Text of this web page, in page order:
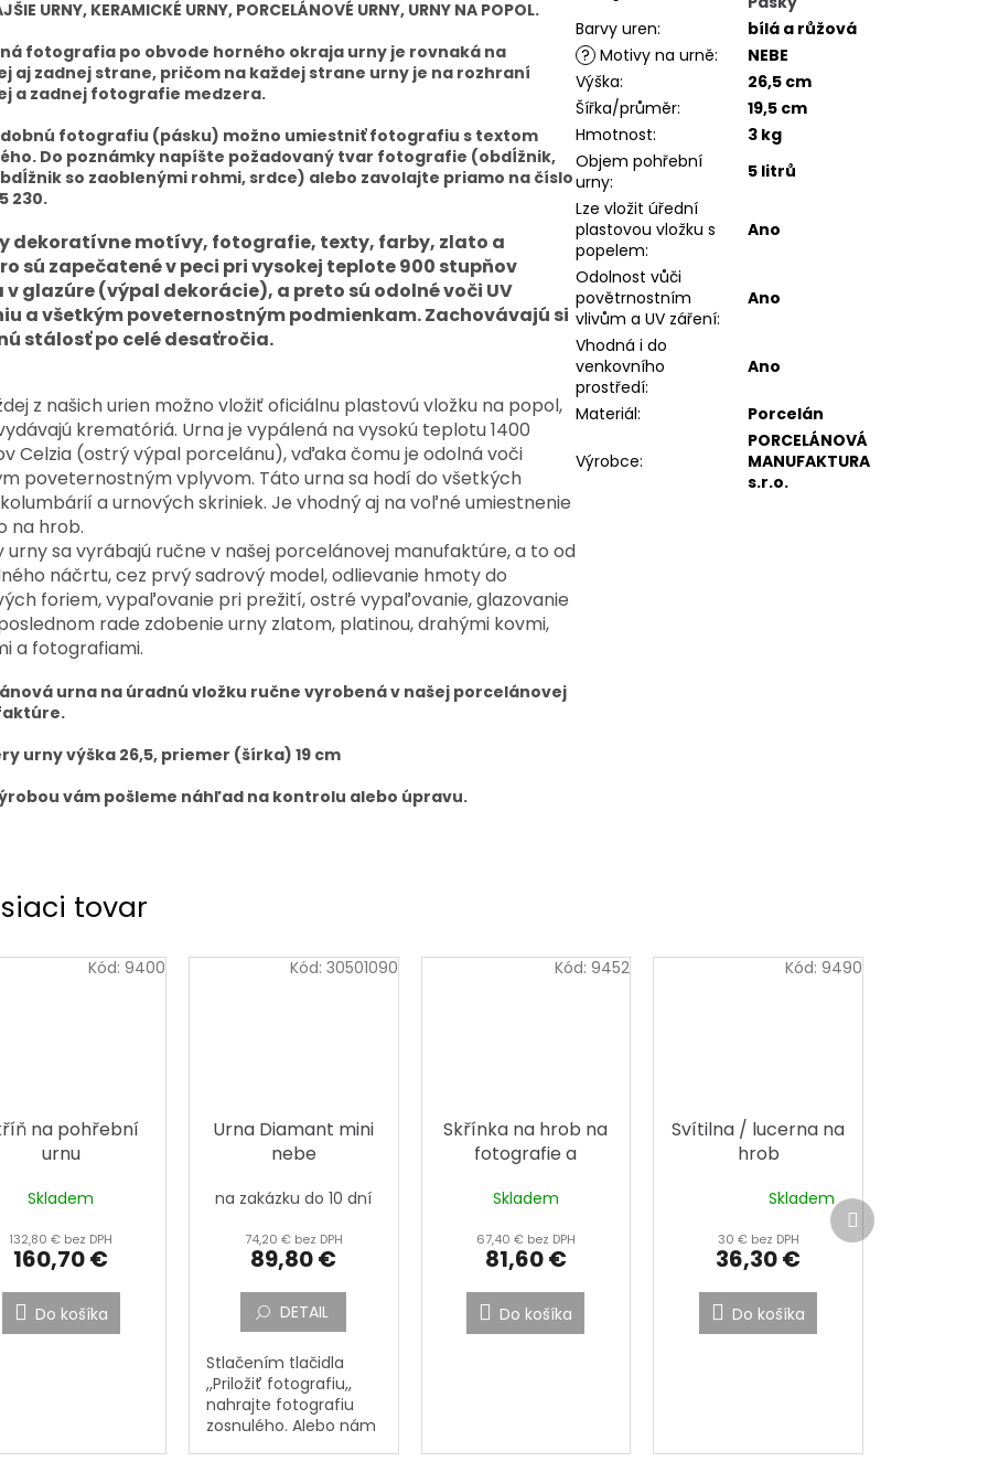
tovar
na pohřební
urnu
Skladem
132,80 € bez DPH
160,70 €
Do košíka
Kód: 9400
Urna Diamant mini
nebe
na zakázku do 10 dní
74,20 € bez DPH
89,80 €
DETAIL
Stlačením tlačidla
,,Priložiť fotografiu,,
nahrajte fotografiu
zosnulého. Alebo nám
Kód: 30501090
Skřínka na hrob na
fotografie a
Skladem
67,40 € bez DPH
81,60 €
Do košíka
Kód:9452
Svítilna / lucerna na
hrob
produktu
Skladem
30 € bez DPH
36,30 €
Do košíka
Kód: 9490
Ďalší
produkt
URNY, KERAMICKÉ URNY, PORCELÁNOVÉ URNY, URNY NA POPOL.
fotografia po obvode horného okraja urny je rovnaká na
aj zadnej strane, pričom na každej strane urny je na rozhraní
a zadnej fotografie medzera.
fotografiu (pásku) možno umiestniť fotografiu s textom
Do poznámky napíšte požadovaný tvar fotografie (obdĺžnik,
so zaoblenými rohmi, srdce) alebo zavolajte priamo na číslo
230.
dekoratívne motívy, fotografie, texty, farby, zlato a
sú zapečatené v peci pri vysokej teplote 900 stupňov
v glazúre (výpal dekorácie), a preto sú odolné voči UV
a všetkým poveternostným podmienkam. Zachovávajú si
stálosť po celé desaťročia.
z našich urien možno vložiť oficiálnu plastovú vložku na popol,
krematóriá. Urna je vypálená na vysokú teplotu 1400
Celzia (ostrý výpal porcelánu), vďaka čomu je odolná voči
poveternostným vplyvom. Táto urna sa hodí do všetkých
a urnových skriniek. Je vhodný aj na voľné umiestnenie
na hrob.
urny sa vyrábajú ručne v našej porcelánovej manufaktúre, a to od
náčrtu, cez prvý sadrový model, odlievanie hmoty do
foriem, vypaľovanie pri prežití, ostré vypaľovanie, glazovanie
rade zdobenie urny zlatom, platinou, drahými kovmi,
a fotografiami.
urna na úradnú vložku ručne vyrobená v našej porcelánovej
urny výška 26,5, priemer (šírka) 19 cm
vám pošleme náhľad na kontrolu alebo úpravu.
Barvy uren:
bílá a růžová
? Motivy na urně:
NEBE
Výška:
26,5 cm
Šířka/průměr:
19,5 cm
Hmotnost:
3 kg
Objem pohřební
urny:
5 litrů
Lze vložit úřední
plastovou vložku s
popelem:
Ano
Odolnost vůči
povětrnostním
vlivům a UV záření:
Ano
Vhodná i do
venkovního
prostředí:
Ano
Materiál: Porcelán
Výrobce:
PORCELÁNOVÁ
MANUFAKTURA
s.r.o.